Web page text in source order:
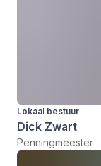
Lokaal bestuur
Dick Zwart
Penningmeester